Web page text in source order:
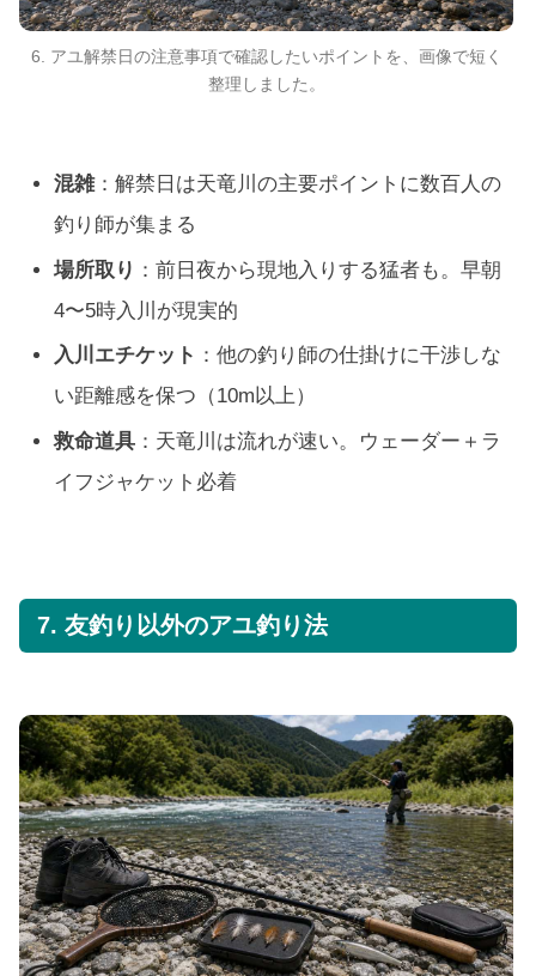
6. アユ解禁日の注意事項で確認したいポイントを、画像で短く
整理しました。
混雑：解禁日は天竜川の主要ポイントに数百人の
釣り師が集まる
場所取り ：前日夜から現地入りする猛者も。早朝
4〜5時入川が現実的
入川エチケット ：他の釣り師の仕掛けに干渉しな
い距離感を保つ（10m以上）
救命道具 ：天竜川は流れが速い。ウェーダー＋ラ
イフジャケット必着
7. 友釣り以外のアユ釣り法